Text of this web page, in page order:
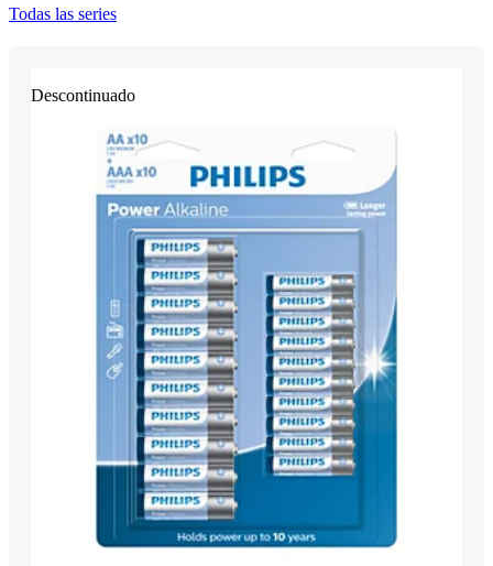
Todas las series
Descontinuado